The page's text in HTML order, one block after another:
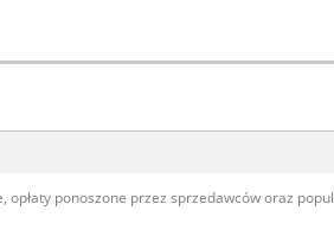
ponoszone przez sprzedawców oraz